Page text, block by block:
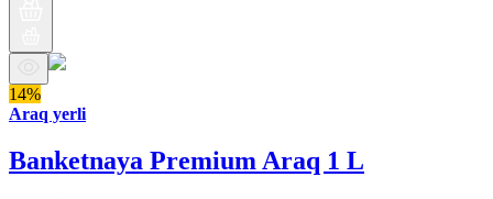
14%
Araq yerli
Banketnaya Premium Araq 1 L